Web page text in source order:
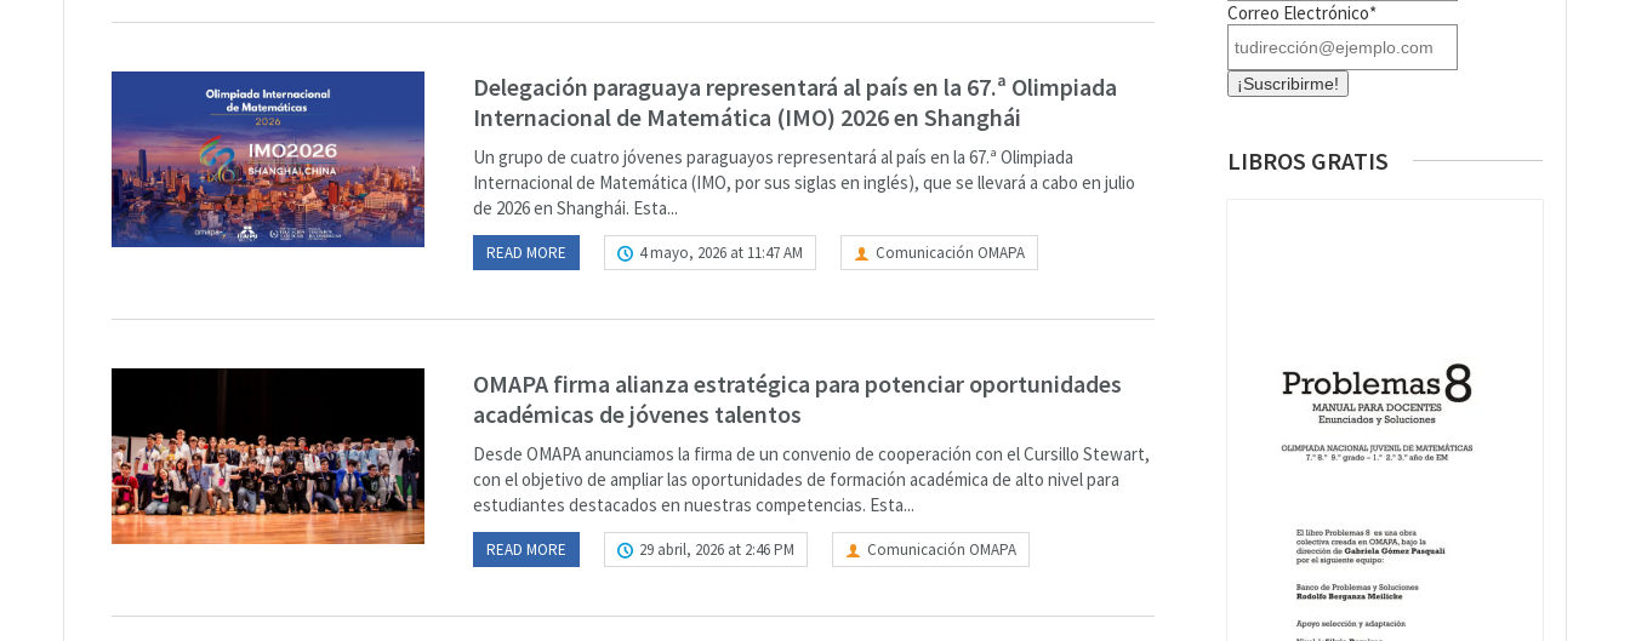
Delegación paraguaya representará al país en la 67.ª Olimpiada
Internacional de Matemática (IMO) 2026 en Shanghái
Un grupo de cuatro jóvenes paraguayos representará al país en la 67.ª Olimpiada
Internacional de Matemática (IMO, por sus siglas en inglés), que se llevará a cabo en julio
de 2026 en Shanghái. Esta...
READ MORE 4 mayo, 2026 at 11:47 AM Comunicación OMAPA
OMAPA firma alianza estratégica para potenciar oportunidades
académicas de jóvenes talentos
Desde OMAPA anunciamos la firma de un convenio de cooperación con el Cursillo Stewart,
con el objetivo de ampliar las oportunidades de formación académica de alto nivel para
estudiantes destacados en nuestras competencias. Esta...
READ MORE 29 abril, 2026 at 2:46 PM Comunicación OMAPA
Correo Electrónico*
LIBROS GRATIS